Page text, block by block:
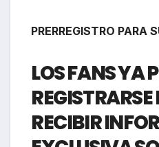
PRERREGISTRO PARA
LOS FANS YA
RECIBIR